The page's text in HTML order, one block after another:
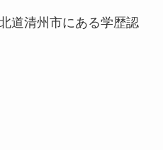
道清州市にある学歴認